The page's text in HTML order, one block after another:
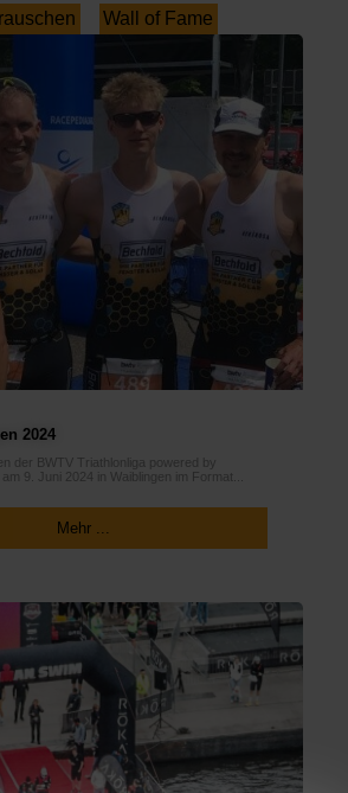
Wall of Fame
2024
der BWTV Triathlonliga powered by
9. Juni 2024 in Waiblingen im Format...
Mehr ...